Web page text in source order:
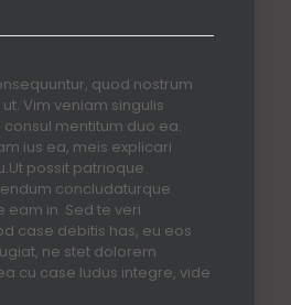
quod nostrum
Vim veniam singulis
mentitum duo ea.
ius ea, meis explicari
possit patrioque
concludaturque
in. Sed te veri
case debitis has, eu eos
ne stet dolorem
cu case ludus integre, vide